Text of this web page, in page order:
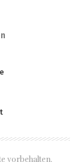
vorbehalten.